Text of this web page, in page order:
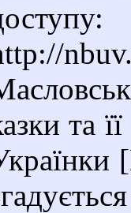
та